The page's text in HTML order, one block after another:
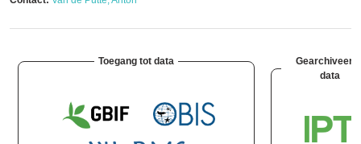
Toegang tot data
data